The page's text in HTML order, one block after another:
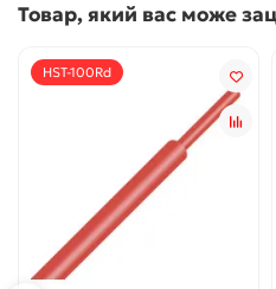
Товар, який вас може
HST-100Rd